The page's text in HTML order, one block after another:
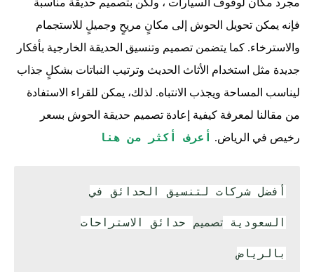
فإنه يمكن تحويل الحوش إلى مكانٍ مريحٍ وجميلٍ للاستجمام
والاسترخاء. كما يتضمن تصميم وتنسيق الحديقة الخارجية بأفكار
جديدة مثل استخدام الأثاث الحديث وترتيب النباتات بشكلٍ جذاب
ليناسب المساحة ويجذب الانتباه. لذلك، يمكن للقراء الاستفادة
من مقالنا لمعرفة كيفية إعادة تصميم حديقة الحوش بسعر
رخيص في الرياض. أعرف أكثر من هنا
أفضل شركات لتنسيق الحدائق في
السعودية تصميم حدائق الاستراحات
بالرياض